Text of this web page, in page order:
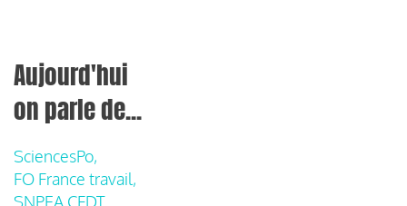
Aujourd'hui
on parle de...
SciencesPo,
FO France travail,
SNPEA CFDT